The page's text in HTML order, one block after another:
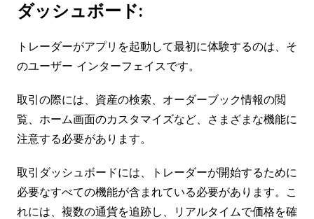
ダッシュボード:
トレーダーがアプリを起動して最初に体験するのは、そ
のユーザー インターフェイスです。
取引の際には、資産の検索、オーダーブック情報の閲
覧、ホーム画面のカスタマイズなど、さまざまな機能に
注意する必要があります。
取引ダッシュボードには、トレーダーが開始するために
必要なすべての機能が含まれている必要があります。こ
れには、複数の通貨を追跡し、リアルタイムで価格を確